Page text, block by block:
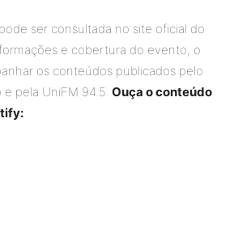
ser consultada no site oficial do
e cobertura do evento, o
os conteúdos publicados pelo
pela UniFM 94.5. Ouça o conteúdo